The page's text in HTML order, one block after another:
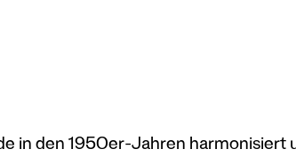
in den 1950er-Jahren harmonisiert